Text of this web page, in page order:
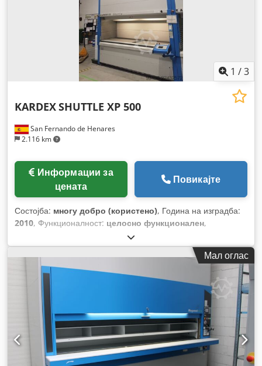
1 /3
San Fernando de Henares
2.116 km
KARDEXSHUTTLE XP 500
цената
Повикајте
Состојба: многу добро (користено), Година на изградба:
2010, Функционалност: целосно функционален,
Мал оглас